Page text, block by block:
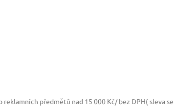
předmětů nad 15 000 Kč/ bez DPH( sleva